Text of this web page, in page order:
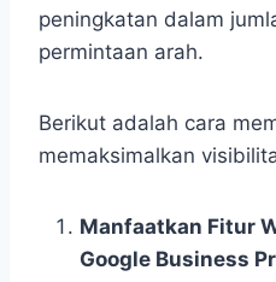
peningkatan dalam
permintaan arah.
Berikut adalah cara
memaksimalkan
Manfaatkan Fitur
Google Business